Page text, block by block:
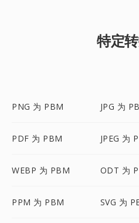
特定
PNG 为 PBM JPG 为
PDF 为 PBM JPEG 为
WEBP 为 PBM ODT 为
PPM 为 PBM SVG 为